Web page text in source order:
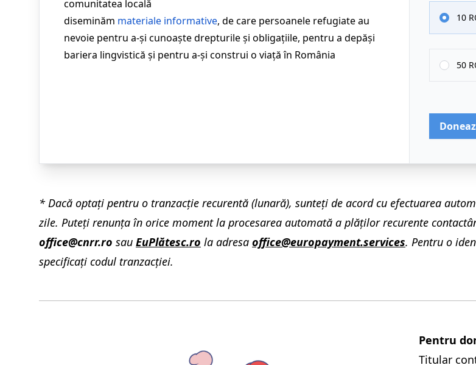
comunitatea locală
diseminăm materiale informative, de care persoanele refugiate au
nevoie pentru a-și cunoaște drepturile și obligațiile, pentru a depăși
bariera lingvistică și pentru a-și construi o viață în România
10
50
* Dacă optați pentru o tranzacție recurentă (lunară), sunteţi de acord cu efectuarea
zile. Puteţi renunţa în orice moment la procesarea automată a plăţilor recurente
office@cnrr.ro sau EuPlătesc.ro la adresa office@europayment.services. Pentru o
specificaţi codul tranzacției.
Pentru
Titular